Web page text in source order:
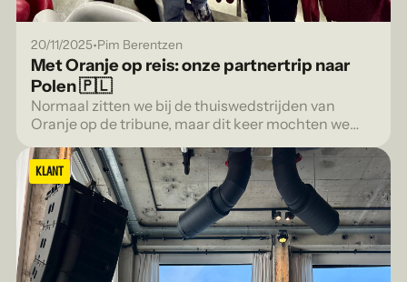
20/11/2025•Pim Berentzen
Met Oranje op reis: onze partnertrip naar
Polen 🇵🇱
Normaal zitten we bij de thuiswedstrijden van
Oranje op de tribune, maar dit keer mochten we
KLANT